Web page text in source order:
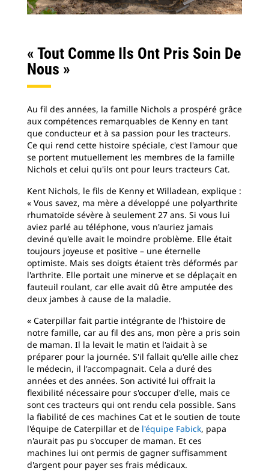
« Tout Comme Ils Ont Pris Soin De
Nous »
Au fil des années, la famille Nichols a prospéré grâce
aux compétences remarquables de Kenny en tant
que conducteur et à sa passion pour les tracteurs.
Ce qui rend cette histoire spéciale, c'est l'amour que
se portent mutuellement les membres de la famille
Nichols et celui qu'ils ont pour leurs tracteurs Cat.
Kent Nichols, le fils de Kenny et Willadean, explique :
« Vous savez, ma mère a développé une polyarthrite
rhumatoïde sévère à seulement 27 ans. Si vous lui
aviez parlé au téléphone, vous n'auriez jamais
deviné qu'elle avait le moindre problème. Elle était
toujours joyeuse et positive – une éternelle
optimiste. Mais ses doigts étaient très déformés par
l'arthrite. Elle portait une minerve et se déplaçait en
fauteuil roulant, car elle avait dû être amputée des
deux jambes à cause de la maladie.
« Caterpillar fait partie intégrante de l'histoire de
notre famille, car au fil des ans, mon père a pris soin
de maman. Il la levait le matin et l'aidait à se
préparer pour la journée. S'il fallait qu'elle aille chez
le médecin, il l'accompagnait. Cela a duré des
années et des années. Son activité lui offrait la
flexibilité nécessaire pour s'occuper d'elle, mais ce
sont ces tracteurs qui ont rendu cela possible. Sans
la fiabilité de ces machines Cat et le soutien de toute
l'équipe de Caterpillar et de l'équipe Fabick, papa
n'aurait pas pu s'occuper de maman. Et ces
machines lui ont permis de gagner suffisamment
d'argent pour payer ses frais médicaux.